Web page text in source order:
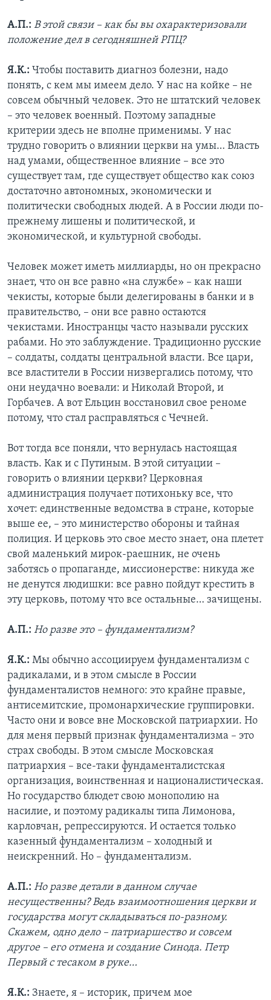
А.П.: В этой связи – как бы вы охарактеризовали
положение дел в сегодняшней РПЦ?
Я.К.: Чтобы поставить диагноз болезни, надо
понять, с кем мы имеем дело. У нас на койке – не
совсем обычный человек. Это не штатский человек
– это человек военный. Поэтому западные
критерии здесь не вполне применимы. У нас
трудно говорить о влиянии церкви на умы… Власть
над умами, общественное влияние – все это
существует там, где существует общество как союз
достаточно автономных, экономически и
политически свободных людей. А в России люди по-
прежнему лишены и политической, и
экономической, и культурной свободы.
Человек может иметь миллиарды, но он прекрасно
знает, что он все равно «на службе» – как наши
чекисты, которые были делегированы в банки и в
правительство, – они все равно остаются
чекистами. Иностранцы часто называли русских
рабами. Но это заблуждение. Традиционно русские
– солдаты, солдаты центральной власти. Все цари,
все властители в России низвергались потому, что
они неудачно воевали: и Николай Второй, и
Горбачев. А вот Ельцин восстановил свое реноме
потому, что стал расправляться с Чечней.
Вот тогда все поняли, что вернулась настоящая
власть. Как и с Путиным. В этой ситуации –
говорить о влиянии церкви? Церковная
администрация получает потихоньку все, что
хочет: единственные ведомства в стране, которые
выше ее, – это министерство обороны и тайная
полиция. И церковь это свое место знает, она плетет
свой маленький мирок-раешник, не очень
заботясь о пропаганде, миссионерстве: никуда же
не денутся людишки: все равно пойдут крестить в
эту церковь, потому что все остальные… зачищены.
А.П.: Но разве это – фундаментализм?
Я.К.: Мы обычно ассоциируем фундаментализм с
радикалами, и в этом смысле в России
фундаменталистов немного: это крайне правые,
антисемитские, промонархические группировки.
Часто они и вовсе вне Московской патриархии. Но
для меня первый признак фундаментализма – это
страх свободы. В этом смысле Московская
патриархия – все-таки фундаменталистская
организация, воинственная и националистическая.
Но государство блюдет свою монополию на
насилие, и поэтому радикалы типа Лимонова,
карловчан, репрессируются. И остается только
казенный фундаментализм – холодный и
неискренний. Но – фундаментализм.
А.П.: Но разве детали в данном случае
несущественны? Ведь взаимоотношения церкви и
государства могут складываться по-разному.
Скажем, одно дело – патриаршество и совсем
другое – его отмена и создание Синода. Петр
Первый с тесаком в руке…
Я.К.: Знаете, я – историк, причем мое